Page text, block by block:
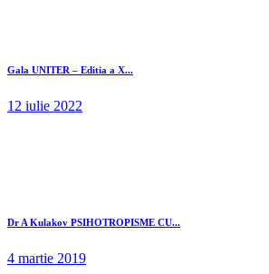
Gala UNITER – Editia a X...
12 iulie 2022
Dr A Kulakov PSIHOTROPISME CU...
4 martie 2019